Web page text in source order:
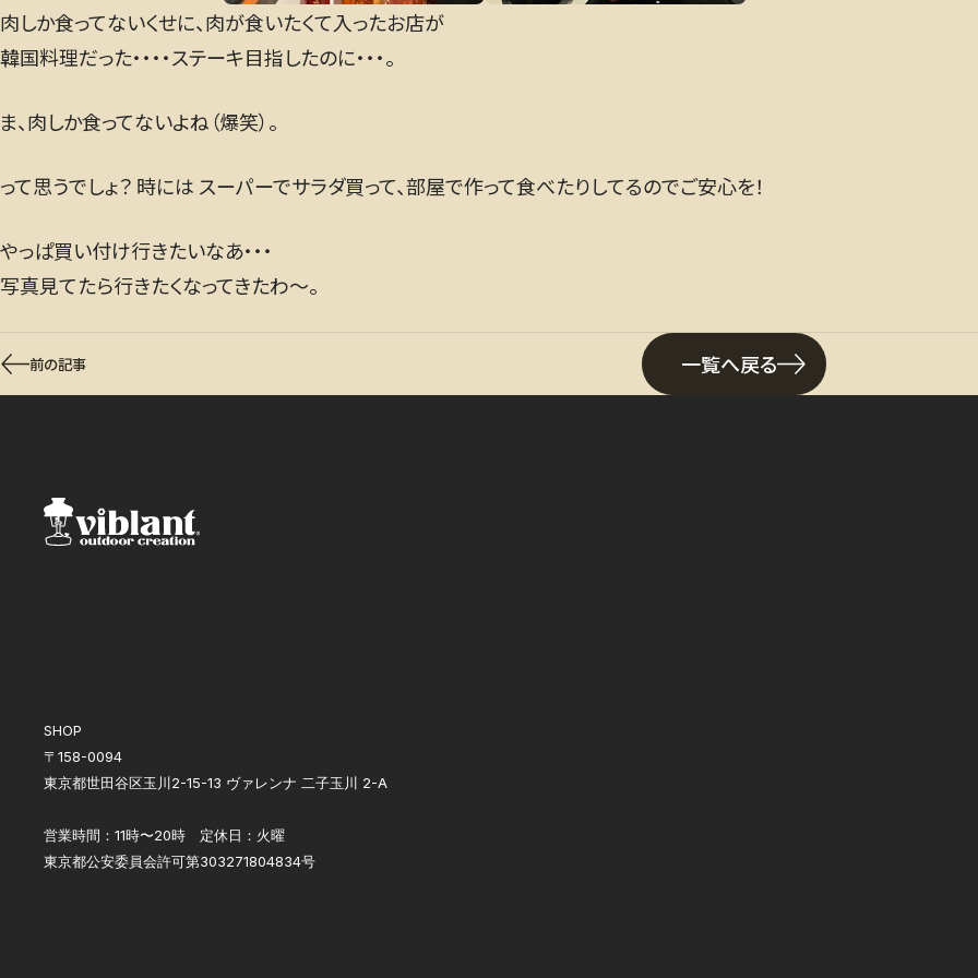
肉しか食ってないくせに、肉が食いたくて入ったお店が
韓国料理だった・・・・ステーキ目指したのに・・・。
ま、肉しか食ってないよね（爆笑）。
って思うでしょ？ 時には スーパーでサラダ買って、部屋で作って食べたりしてるのでご安心を！
やっぱ買い付け行きたいなあ・・・
写真見てたら行きたくなってきたわ〜。
前の記事 一覧へ戻る
SHOP
〒158-0094
東京都世田谷区玉川2-15-13 ヴァレンナ 二子玉川 2-A
営業時間：11時〜20時 定休日：火曜
東京都公安委員会許可第303271804834号